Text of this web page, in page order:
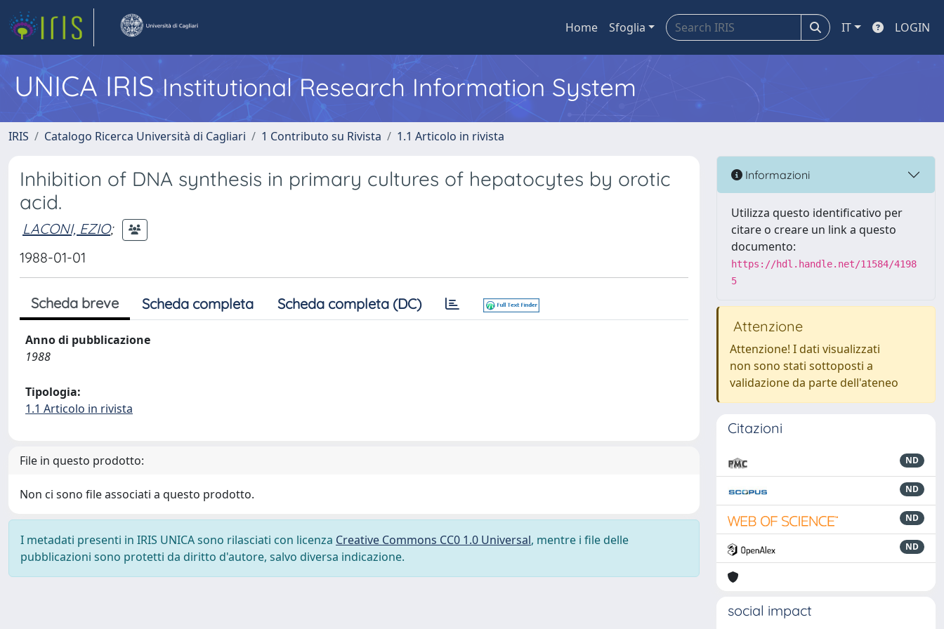
Home Sfoglia IT LOGIN
UNICA IRISInstitutional Research Information System
IRIS Catalogo Ricerca Università di Cagliari 1 Contributo su Rivista 1.1 Articolo in rivista
Inhibition of DNA synthesis in primary cultures of hepatocytes by orotic
acid.
LACONI, EZIO;
1988-01-01
Scheda breve Scheda completa Scheda completa (DC)
Anno di pubblicazione
1988
Tipologia:
1.1 Articolo in rivista
File in questo prodotto:
Non ci sono file associati a questo prodotto.
I metadati presenti in IRIS UNICA sono rilasciati con licenza Creative Commons CC0 1.0 Universal, mentre i file delle
pubblicazioni sono protetti da diritto d'autore, salvo diversa indicazione.
Informazioni
Utilizza questo identificativo per
citare o creare un link a questo
documento:
https://hdl.handle.net/11584/4198
5
Attenzione
Attenzione! I dati visualizzati
non sono stati sottoposti a
validazione da parte dell'ateneo
Citazioni
ND
ND
ND
ND
social impact